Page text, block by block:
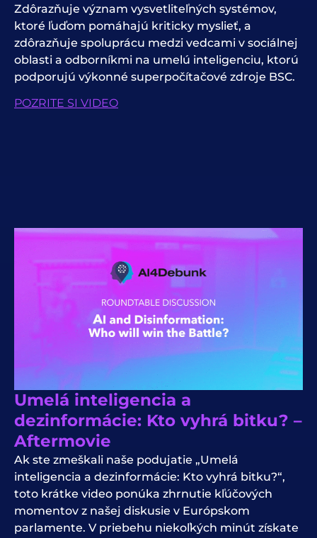
Zdôrazňuje význam vysvetliteľných systémov,
ktoré ľuďom pomáhajú kriticky myslieť, a
zdôrazňuje spoluprácu medzi vedcami v sociálnej
oblasti a odborníkmi na umelú inteligenciu, ktorú
podporujú výkonné superpočítačové zdroje BSC.
POZRITE SI VIDEO
Umelá inteligencia a
dezinformácie: Kto vyhrá bitku? –
Aftermovie
Ak ste zmeškali naše podujatie „Umelá
inteligencia a dezinformácie: Kto vyhrá bitku?“,
toto krátke video ponúka zhrnutie kľúčových
momentov z našej diskusie v Európskom
parlamente. V priebehu niekoľkých minút získate